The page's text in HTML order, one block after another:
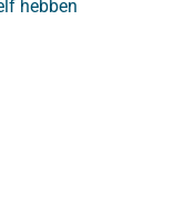
hebben